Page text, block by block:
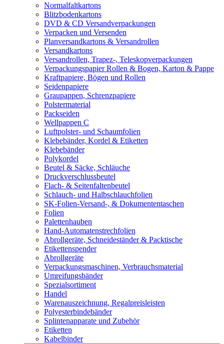
Normalfaltkartons
Blitzbodenkartons
DVD & CD Versandverpackungen
Verpacken und Versenden
Planversandkartons & Versandrollen
Versandkartons
Versandrollen, Trapez-, Teleskopverpackungen
Verpackungspapier Rollen & Bogen, Karton & Pappe
Kraftpapiere, Bögen und Rollen
Seidenpapiere
Graupappen, Schrenzpapiere
Polstermaterial
Packseiden
Wellpappen C
Luftpolster- und Schaumfolien
Klebebänder, Kordel & Etiketten
Klebebänder
Polykordel
Beutel & Säcke, Schläuche
Druckverschlussbeutel
Flach- & Seitenfaltenbeutel
Schlauch- und Halbschlauchfolien
SK-Folien-Versand-, & Dokumententaschen
Folien
Palettenhauben
Hand-Automatenstrechfolien
Abrollgeräte, Schneideständer & Packtische
Etikettenspender
Abrollgeräte
Verpackungsmaschinen, Verbrauchsmaterial
Umreifungsbänder
Spezialsortiment
Handel
Warenauszeichnung, Regalpreisleisten
Polyesterbindebänder
Splintenapparate und Zubehör
Etiketten
Kabelbinder